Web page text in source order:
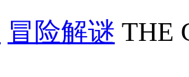
冒险解谜 THE